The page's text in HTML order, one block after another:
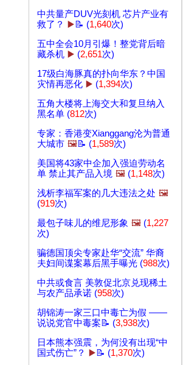
中共量产DUV光刻机 芯片产业有
救了？
▶️📝 (1,640次)
五中全会10月引爆！整党背后暗
藏杀机 ▶️ (2,651次)
17级白海豚真的扑向华东？中国
灾情再恶化 ▶️ (1,394次)
五角大楼将上海交大和复旦纳入
黑名单 (812次)
专家：香港变Xianggang沦为普通
大城市 🖼️📝 (1,589次)
美国将43家中企加入强迫劳动名
单 禁止其产品入境 🖼️ (1,148次)
浅析李福军案的几大违法之处 🖼️
(919次)
最包子味儿的维尼形象 🖼️ (1,227
次)
骗德国顶尖专家赴华“交流” 华裔
夫妇间谍案幕后黑手曝光 (988次)
中共或食言 美敦促北京兑现稀土
与农产品承诺 (958次)
胡锦涛一家三口中毒亡为假 ——
说说党官中毒案📝 (3,938次)
日本熊本强震，为何没有出现“中
国式伤亡”？
▶️📝 (1,370次)